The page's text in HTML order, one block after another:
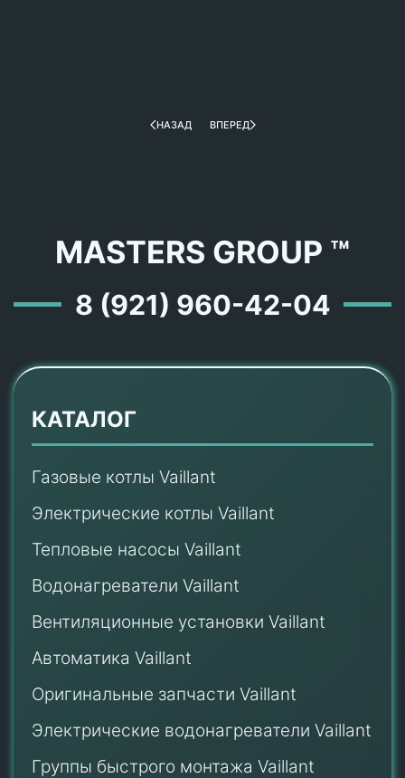
НАЗАД ВПЕРЕД
MASTERS GROUP ™
8 (921) 960-42-04
КАТАЛОГ
Газовые котлы Vaillant
Электрические котлы Vaillant
Тепловые насосы Vaillant
Водонагреватели Vaillant
Вентиляционные установки Vaillant
Автоматика Vaillant
Оригинальные запчасти Vaillant
Электрические водонагреватели Vaillant
Группы быстрого монтажа Vaillant